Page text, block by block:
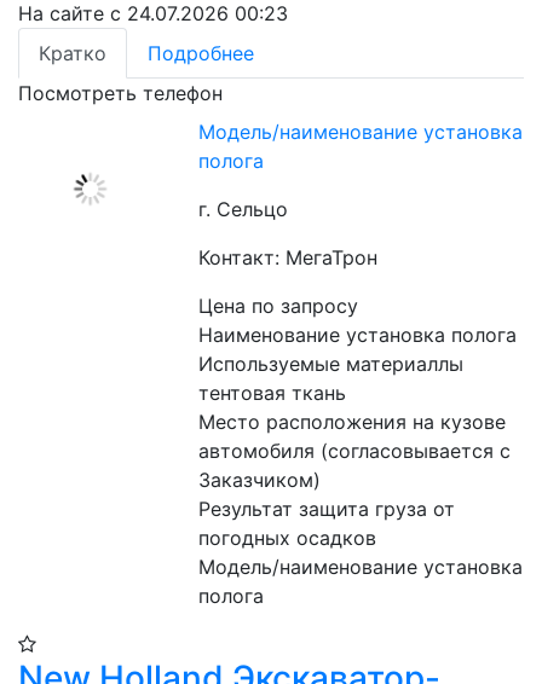
На сайте с 24.07.2026 00:23
Кратко
Подробнее
Посмотреть телефон
Модель/наименование установка
полога
г. Сельцо
Контакт: МегаТрон
Цена по запросу
Наименование установка полога
Используемые материаллы
тентовая ткань
Место расположения на кузове
автомобиля (согласовывается с
Заказчиком)
Результат защита груза от
погодных осадков
Модель/наименование установка
полога